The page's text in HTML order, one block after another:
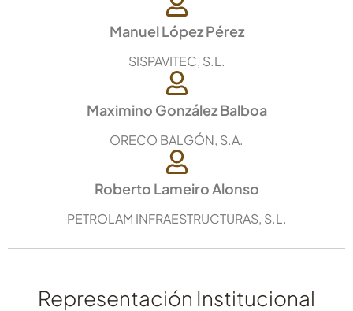
Manuel López Pérez
SISPAVITEC, S.L.
Maximino González Balboa
ORECO BALGÓN, S.A.
Roberto Lameiro Alonso
PETROLAM INFRAESTRUCTURAS, S.L.
Representación Institucional